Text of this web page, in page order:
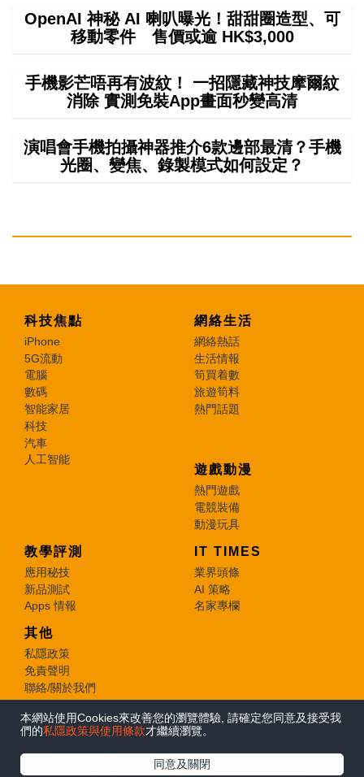
本網站使用Cookies來改善您的瀏覽體驗, 請確定您同意及接受我
們的私隱政策與使用條款才繼續瀏覽。
同意及關閉
OpenAI 神秘 AI 喇叭曝光！甜甜圈造型、可
移動零件 售價或逾 HK$3,000
手機影芒唔再有波紋！ 一招隱藏神技摩爾紋
消除 實測免裝App畫面秒變高清
演唱會手機拍攝神器推介6款邊部最清？手機
光圈、變焦、錄製模式如何設定？
科技焦點
iPhone
5G流動
電腦
數碼
智能家居
科技
汽車
人工智能
網絡生活
網絡熱話
生活情報
筍買着數
旅遊筍料
熱門話題
遊戲動漫
熱門遊戲
電競裝備
動漫玩具
教學評測
應用秘技
新品測試
Apps 情報
IT TIMES
業界頭條
AI 策略
名家專欄
其他
私隱政策
免責聲明
聯絡/關於我們
© 2026 e-zone. All Rights Reserved.